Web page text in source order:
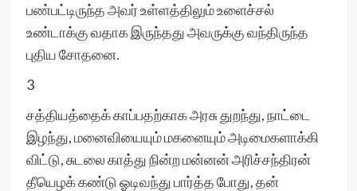
பண்பட்டிருந்த அவர் உள்ளத்திலும் உளைச்சல்
உண்டாக்கு வதாக இருந்தது அவருக்கு வந்திருந்த
புதிய சோதனை.
3
சத்தியத்தைக் காப்பதற்காக அரசு துறந்து, நாட்டை
இழந்து, மனைவியையும் மகனையும் அடிமைகளாக்கி
விட்டு, சுடலை காத்து நின்ற மன்னன் அரிச்சந்திரன்
தீயெழக் கண்டு ஓடிவந்து பார்த்த போது, தன்